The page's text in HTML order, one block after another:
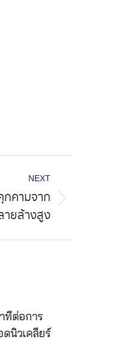
NEXT
คามจาก
ยล้างสูง
ทีต่อการ
นิวเคลียร์